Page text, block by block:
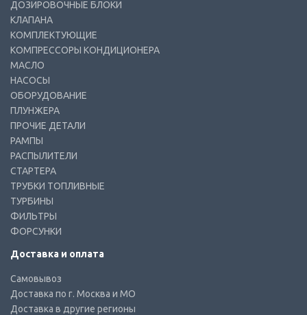
ДОЗИРОВОЧНЫЕ БЛОКИ
КЛАПАНА
КОМПЛЕКТУЮЩИЕ
КОМПРЕССОРЫ КОНДИЦИОНЕРА
МАСЛО
НАСОСЫ
ОБОРУДОВАНИЕ
ПЛУНЖЕРА
ПРОЧИЕ ДЕТАЛИ
РАМПЫ
РАСПЫЛИТЕЛИ
СТАРТЕРА
ТРУБКИ ТОПЛИВНЫЕ
ТУРБИНЫ
ФИЛЬТРЫ
ФОРСУНКИ
Доставка и оплата
Самовывоз
Доставка по г. Москва и МО
Доставка в другие регионы